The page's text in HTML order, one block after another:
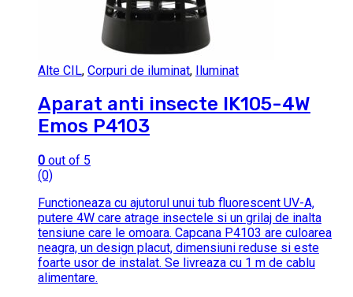
Alte CIL, Corpuri de iluminat, Iluminat
Aparat anti insecte IK105-4W
Emos P4103
0 out of 5
(0)
Functioneaza cu ajutorul unui tub fluorescent UV-A,
putere 4W care atrage insectele si un grilaj de inalta
tensiune care le omoara. Capcana P4103 are culoarea
neagra, un design placut, dimensiuni reduse si este
foarte usor de instalat. Se livreaza cu 1 m de cablu
alimentare.